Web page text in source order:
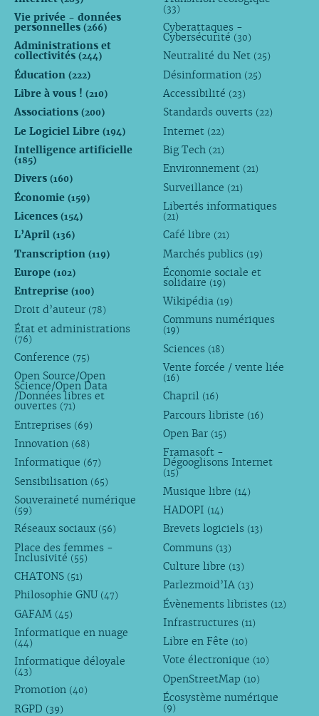
Vie privée - données
personnelles (266)
Administrations et
collectivités (244)
Éducation (222)
Libre à vous ! (210)
Associations (200)
Le Logiciel Libre (194)
Intelligence artificielle
(185)
Divers (160)
Économie (159)
Licences (154)
L’April (136)
Transcription (119)
Europe (102)
Entreprise (100)
Droit d’auteur (78)
État et administrations
(76)
Conference (75)
Open Source/Open
Science/Open Data
/Données libres et
ouvertes (71)
Entreprises (69)
Innovation (68)
Informatique (67)
Sensibilisation (65)
Souveraineté numérique
(59)
Réseaux sociaux (56)
Place des femmes -
Inclusivité (55)
CHATONS (51)
Philosophie GNU (47)
GAFAM (45)
Informatique en nuage
(44)
Informatique déloyale
(43)
Promotion (40)
RGPD (39)
(33)
Cyberattaques -
Cybersécurité (30)
Neutralité du Net (25)
Désinformation (25)
Accessibilité (23)
Standards ouverts (22)
Internet (22)
Big Tech (21)
Environnement (21)
Surveillance (21)
Libertés informatiques
(21)
Café libre (21)
Marchés publics (19)
Économie sociale et
solidaire (19)
Wikipédia (19)
Communs numériques
(19)
Sciences (18)
Vente forcée / vente liée
(16)
Chapril (16)
Parcours libriste (16)
Open Bar (15)
Framasoft -
Dégooglisons Internet
(15)
Musique libre (14)
HADOPI (14)
Brevets logiciels (13)
Communs (13)
Culture libre (13)
Parlezmoid’IA (13)
Évènements libristes (12)
Infrastructures (11)
Libre en Fête (10)
Vote électronique (10)
OpenStreetMap (10)
Écosystème numérique
(9)